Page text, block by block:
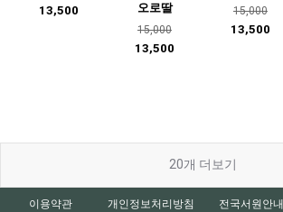
13,500
오로딸
15,000
13,500
15,000
13,500
20개 더보기
이용약관 개인정보처리방침 전국서원안내